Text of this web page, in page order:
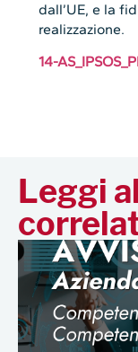
dall’UE, e la
realizzazione.
14-
Leggi